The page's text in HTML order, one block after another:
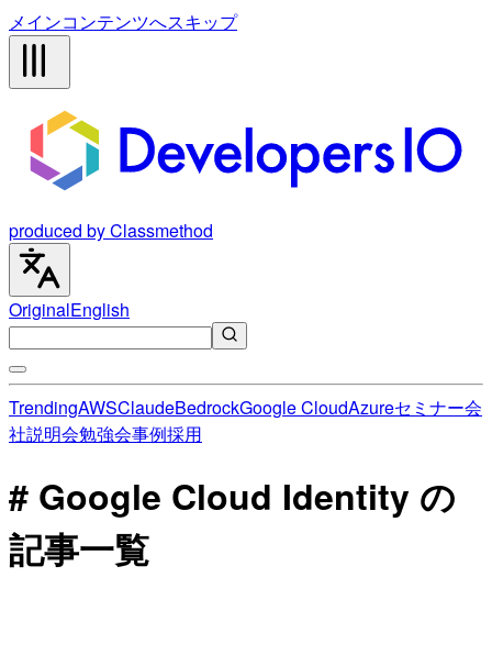
メインコンテンツへスキップ
produced by Classmethod
OriginalEnglish
TrendingAWSClaudeBedrockGoogle CloudAzureセミナー会
社説明会勉強会事例採用
# Google Cloud Identity の
記事一覧